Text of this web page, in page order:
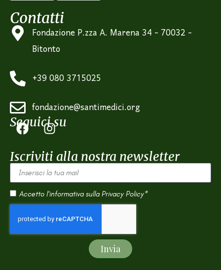
Contatti
Fondazione P.zza A. Marena 34 - 70032 -
Bitonto
+39 080 3715025
fondazione@santimedici.org
Seguici su
Iscriviti alla nostra newsletter
Accetto l'informativa sulla Privacy Policy*
Invia